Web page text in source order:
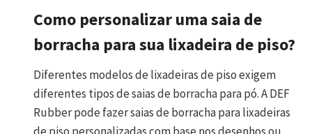
Como personalizar uma saia de
borracha para sua lixadeira de piso?
Diferentes modelos de lixadeiras de piso exigem
diferentes tipos de saias de borracha para pó. A DEF
Rubber pode fazer saias de borracha para lixadeiras